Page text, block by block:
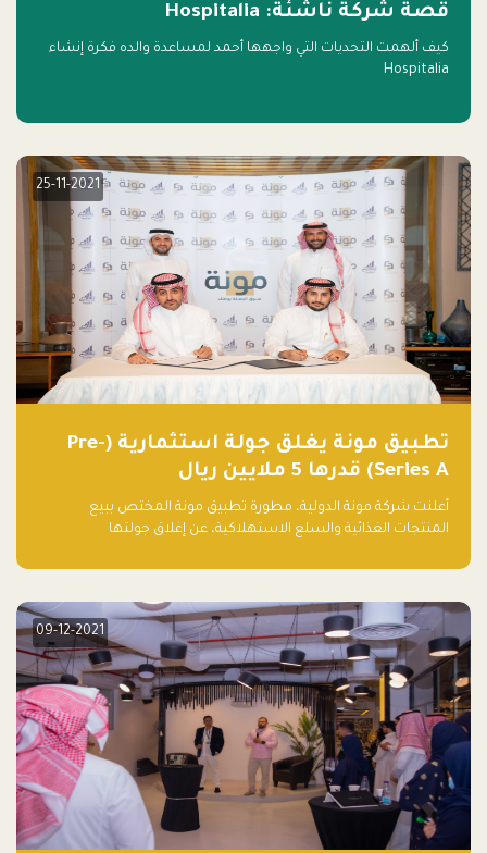
قصة شركة ناشئة: Hospitalia
كيف ألهمت التحديات التي واجهها أحمد لمساعدة والده فكرة إنشاء
Hospitalia
25-11-2021
تطبيق مونة يغلق جولة استثمارية (Pre-
Series A) قدرها 5 ملايين ريال
أعلنت شركة مونة الدولية، مطورة تطبيق مونة المختص ببيع
المنتجات الغذائية والسلع الاستهلاكية، عن إغلاق جولتها
دولار أمريكي)، بقيادة شركتي دعم المنشآت المحدودة وتسارع القابضة
09-12-2021